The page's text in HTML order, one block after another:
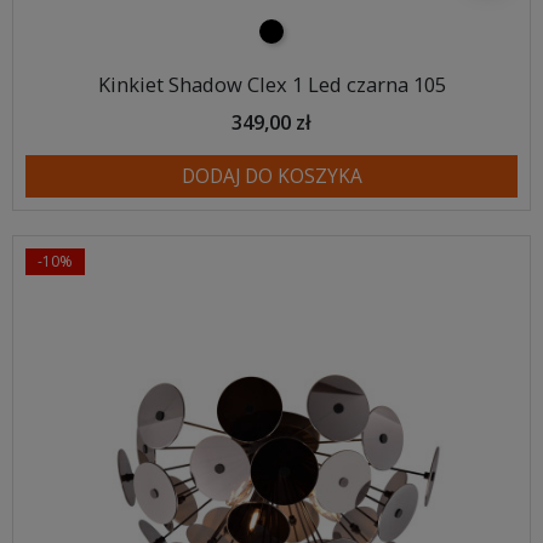
czarny
Kinkiet Shadow Clex 1 Led czarna 105
349,00 zł
DODAJ DO KOSZYKA
-10%